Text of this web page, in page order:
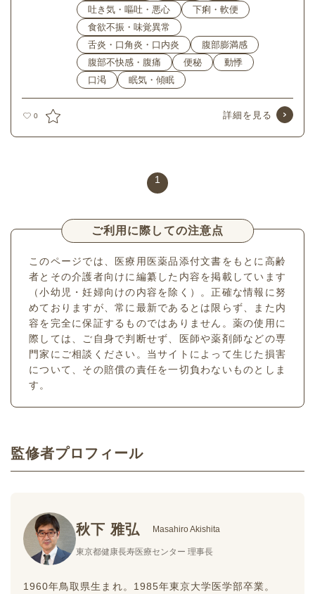
0
吐き気・嘔吐・悪心
下痢・軟便
食欲不振・味覚異常
舌炎・口角炎・口内炎
腹部膨満感
腹部不快感・腹痛
便秘
動悸
口渇
眠気・傾眠
詳細を見る
1
ご利用に際しての注意点
このページでは、医療用医薬品添付文書をもとに高齢
者とその介護者向けに編纂した内容を掲載しています
（小幼児・妊婦向けの内容を除く）。正確な情報に努
めておりますが、常に最新であるとは限らず、また内
容を完全に保証するものではありません。薬の使用に
際しては、ご自身で判断せず、医師や薬剤師などの専
門家にご相談ください。当サイトによって生じた損害
について、その賠償の責任を一切負わないものとしま
す。
監修者プロフィール
秋下 雅弘 Masahiro Akishita
東京都健康長寿医療センター 理事長
1960年鳥取県生まれ。1985年東京大学医学部卒業。